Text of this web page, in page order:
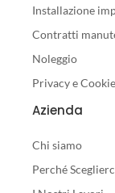
Installazione
Contratti
Noleggio
Privacy e Cookie
Azienda
Chi siamo
Perché